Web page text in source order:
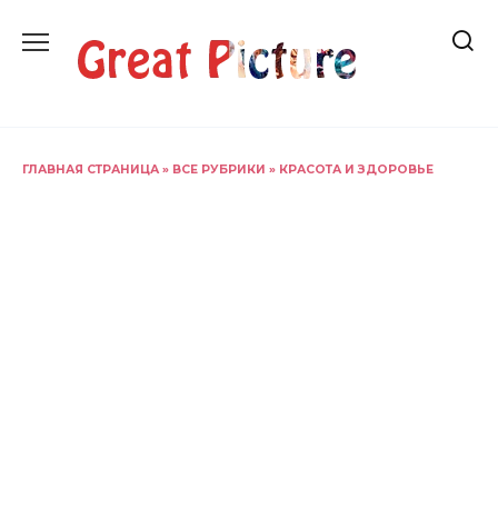
содержанию
ГЛАВНАЯ СТРАНИЦА » ВСЕ РУБРИКИ » КРАСОТА И ЗДОРОВЬЕ